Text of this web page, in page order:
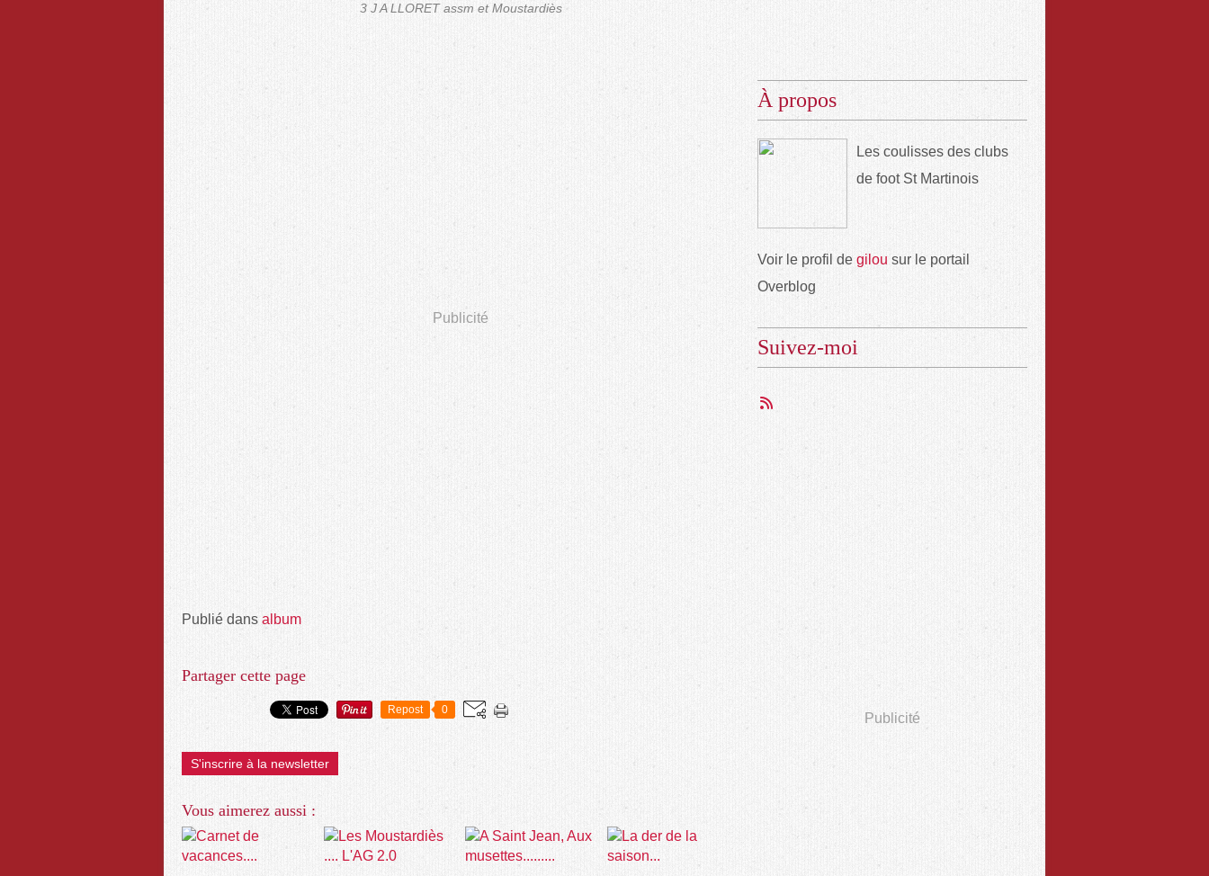
3 J A LLORET assm et Moustardiès
Publicité
Publié dans album
Partager cette page
Repost 0
S'inscrire à la newsletter
Vous aimerez aussi :
À propos
Les coulisses des clubs
de foot St Martinois
Voir le profil de gilou sur le portail
Overblog
Suivez-moi
Publicité